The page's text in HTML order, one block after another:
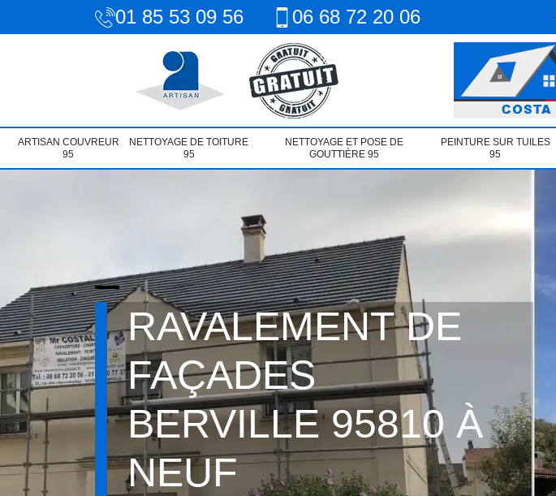
01 85 53 09 56 06 68 72 20 06
ARTISAN COUVREUR
95
NETTOYAGE DE TOITURE
95
NETTOYAGE ET POSE DE
GOUTTIÈRE 95
PEINTURE SUR TUILES
95
RAVALEMENT DE
FAÇADES
BERVILLE 95810 À
NEUF